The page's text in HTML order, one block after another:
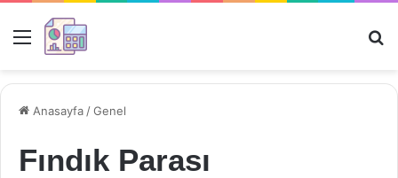
Menü
Anasayfa /Genel
Fındık Parası